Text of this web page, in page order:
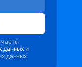
данных и
данных